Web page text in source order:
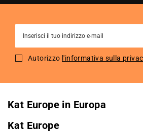
for
Autorizzo l'informativa sulla
Kat Europe in Europa
Kat Europe